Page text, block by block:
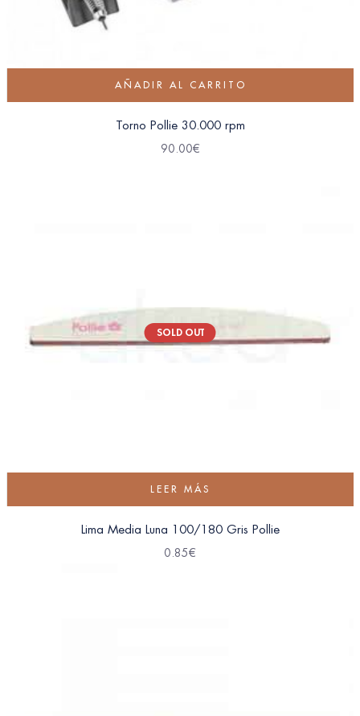
AÑADIR AL CARRITO
Torno Pollie 30.000 rpm
90.00€
SOLD OUT
LEER MÁS
Lima Media Luna 100/180 Gris Pollie
0.85€